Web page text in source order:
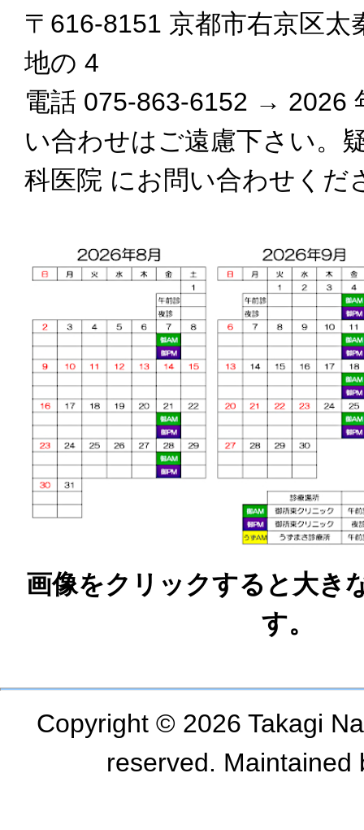
〒616-8151 京都市右京区太
地の 4
電話 075-863-6152 → 2026
い合わせはご遠慮下さい。
科医院 にお問い合わせくだ
画像をクリックすると大き
す。
Copyright © 2026 Takagi
reserved. Maintained